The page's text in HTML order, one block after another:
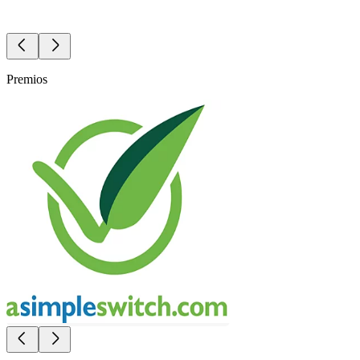
Premios